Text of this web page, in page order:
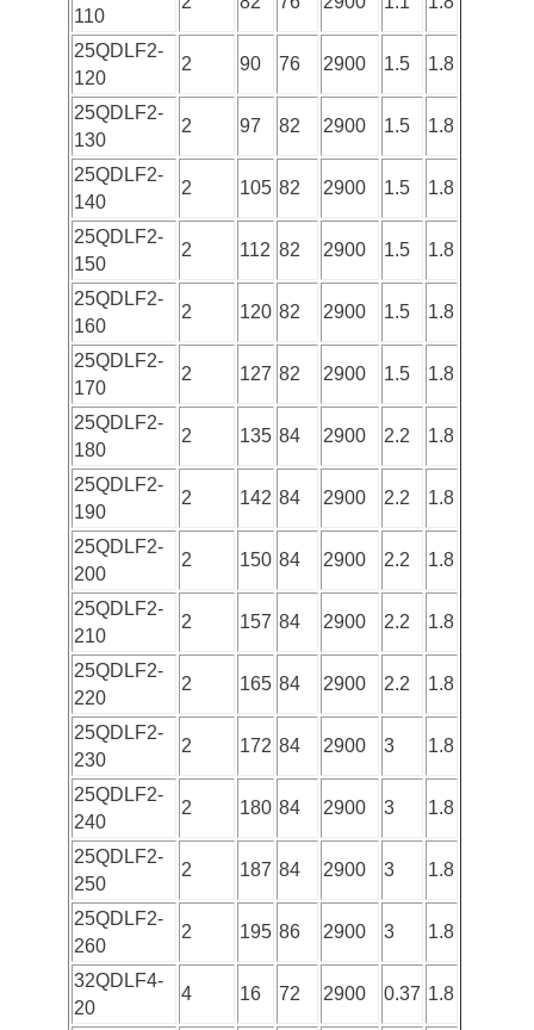
110
25QDLF2-
120
2 90 76 2900 1.5 1.8
25QDLF2-
130
2 97 82 2900 1.5 1.8
25QDLF2-
140
2 105 82 2900 1.5 1.8
25QDLF2-
150
2 112 82 2900 1.5 1.8
25QDLF2-
160
2 120 82 2900 1.5 1.8
25QDLF2-
170
2 127 82 2900 1.5 1.8
25QDLF2-
180
2 135 84 2900 2.2 1.8
25QDLF2-
190
2 142 84 2900 2.2 1.8
25QDLF2-
200
2 150 84 2900 2.2 1.8
25QDLF2-
210
2 157 84 2900 2.2 1.8
25QDLF2-
220
2 165 84 2900 2.2 1.8
25QDLF2-
230
2 172 84 2900 3 1.8
25QDLF2-
240
2 180 84 2900 3 1.8
25QDLF2-
250
2 187 84 2900 3 1.8
25QDLF2-
260
2 195 86 2900 3 1.8
32QDLF4-
20
4 16 72 2900 0.37 1.8